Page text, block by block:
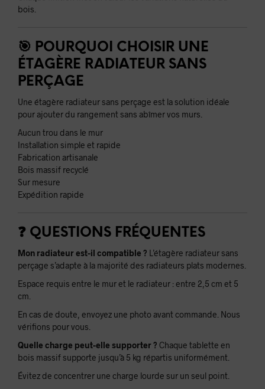
bois.
🎯 POURQUOI CHOISIR UNE
ÉTAGÈRE RADIATEUR SANS
PERÇAGE
Une étagère radiateur sans perçage est la solution idéale
pour ajouter du rangement sans abîmer vos murs.
Aucun trou dans le mur
Installation simple et rapide
Fabrication artisanale
Bois massif recyclé
Sur mesure
Expédition rapide
❓ QUESTIONS FRÉQUENTES
Mon radiateur est-il compatible ? L’étagère radiateur sans
perçage s’adapte à la majorité des radiateurs plats modernes.
Espace requis entre le mur et le radiateur : entre 2,5 cm et 5
cm.
En cas de doute, envoyez une photo avant commande. Nous
vérifions pour vous.
Quelle charge peut-elle supporter ? Chaque tablette en
bois massif supporte jusqu’à 5 kg répartis uniformément.
Évitez de concentrer une charge lourde sur un seul point.